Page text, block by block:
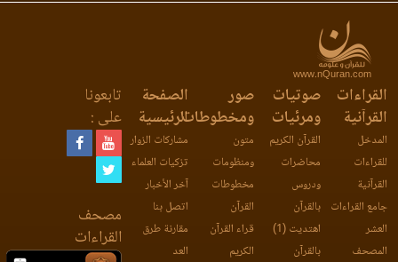
www.nQuran.com
القراءات
القرآنية
المدخل
للقراءات
القرآنية
جامع القراءات
العشر
المصحف
صوتيات
ومرئيات
القرآن الكريم
محاضرات
ودروس
بالقرآن
اهتديت (1)
بالقرآن
صور
ومخطوطات
متون
ومنظومات
مخطوطات
القرآن
قراء القرآن
الكريم
الصفحة
الرئيسية
مشاركات الزوار
تزكيات العلماء
آخر الأخبار
اتصل بنا
مقارنة طرق
العد
تابعونا
على :
مصحف
القراءات